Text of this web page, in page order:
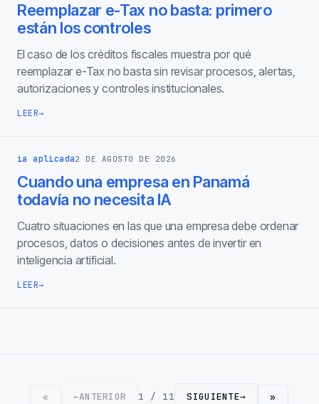
Reemplazar e-Tax no basta: primero
están los controles
El caso de los créditos fiscales muestra por qué
reemplazar e-Tax no basta sin revisar procesos, alertas,
autorizaciones y controles institucionales.
LEER→
ia aplicada2 DE AGOSTO DE 2026
Cuando una empresa en Panamá
todavía no necesita IA
Cuatro situaciones en las que una empresa debe ordenar
procesos, datos o decisiones antes de invertir en
inteligencia artificial.
LEER→
« ←ANTERIOR 1 / 11 SIGUIENTE→ »